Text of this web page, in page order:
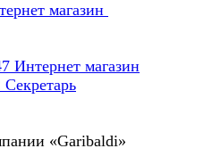
магазин
Интернет магазин
Секретарь
«Garibaldi»